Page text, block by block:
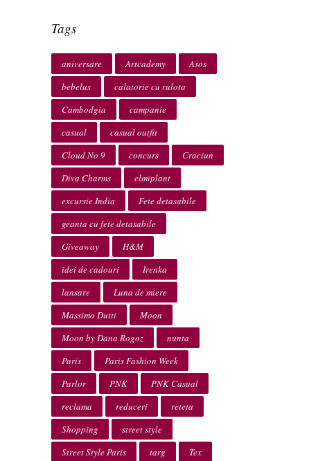
Tags
aniversare Artcademy
Asos
bebelus
calatorie cu rulota
Cambodgia
campanie
casual
casual outfit
Cloud No 9
concurs
Craciun
Diva Charms
elmiplant
excursie India
Fete detasabile
geanta cu fete detasabile
Giveaway
H&M
idei de cadouri
Irenka
lansare
Luna de miere
Massimo Dutti
Moon
Moon by Dana Rogoz
nunta
Paris
Paris Fashion Week
Parlor
PNK
PNK Casual
reclama
reduceri
reteta
Shopping
street style
Street Style Paris
targ Tex